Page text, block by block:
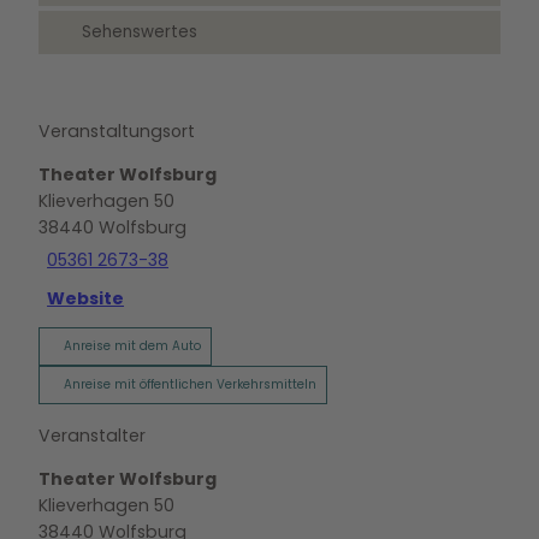
Sehenswertes
Veranstaltungsort
Theater Wolfsburg
Klieverhagen 50
38440 Wolfsburg
05361 2673-38
Website
Anreise mit dem Auto
Anreise mit öffentlichen Verkehrsmitteln
Veranstalter
Theater Wolfsburg
Klieverhagen 50
38440 Wolfsburg